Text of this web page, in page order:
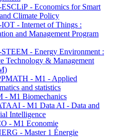
- Economics for Smart
Climate Policy
- Internet of Things :
and Management Program
- Energy Environment :
Technology & Management
- M1 - Applied
and statistics
- M1 Biomechanics
- M1 Data AI - Data and
Intelligence
- M1 Economie
- Master 1 Énergie